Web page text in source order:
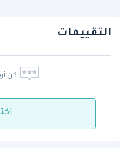
التقييمات
كن